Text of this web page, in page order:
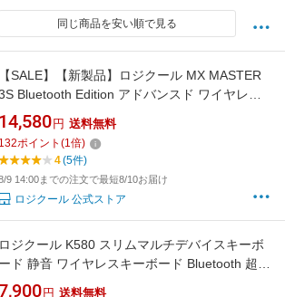
同じ商品を安い順で見る
【SALE】【新製品】ロジクール MX MASTER
Bluetooth Edition アドバンスド ワイヤレス
マウス MX2300CRda 静音 無線 Logi Bolt
Bluetooth 8000dpi 高速スクロールホイール
USB-C 充電式 国内正規品 1年間無償保証
14,580 円 送料無料
132ポイント (1倍)
4(5件)
9 14:00までの注文で最短8/10お届け
ロジクール 公式ストア
ロジクール K580 スリムマルチデバイスキーボ
ード 静音 ワイヤレスキーボード Bluetooth 超薄
小型 Unifying テンキー 無線 K580GR
円 送料無料